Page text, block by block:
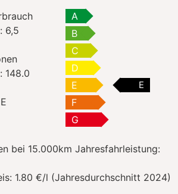
6,5
148.0
E
A
B
C
D
E
E
F
G
bei 15.000km Jahresfahrleistung:
1.80 €/l (Jahresdurchschnitt 2024)